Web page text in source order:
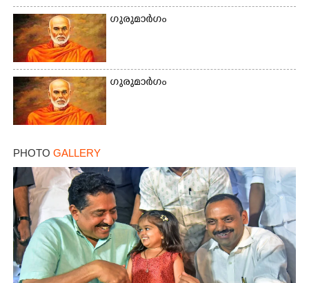
ഗുരുമാർഗം
ഗുരുമാർഗം
PHOTO GALLERY